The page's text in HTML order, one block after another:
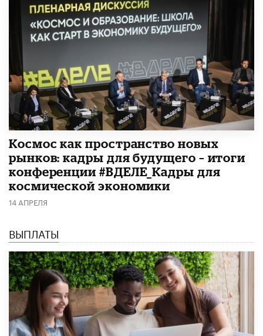
Космос как пространство новых
рынков: кадры для будущего – итоги
конференции #ВДЕЛЕ_Кадры для
космической экономики
14 АПРЕЛЯ
ВЫПЛАТЫ